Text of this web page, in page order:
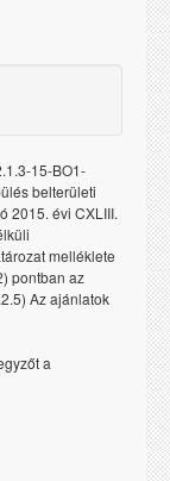
15-BO1-
belterületi
2015. évi CXLIII.
melléklete
pontban az
Az ajánlatok
a